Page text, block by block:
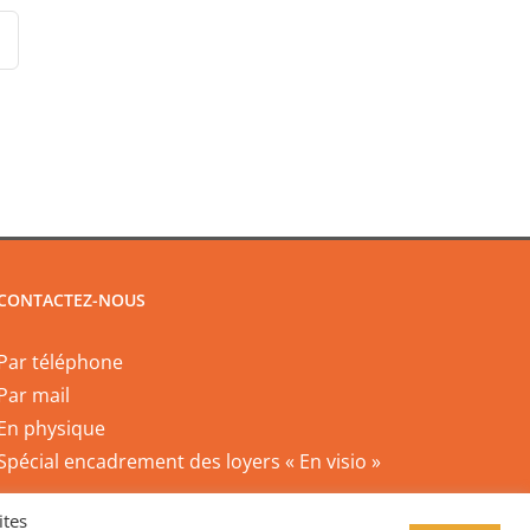
NOUS
téléphone
mail
physique
encadrement des loyers « En visio »